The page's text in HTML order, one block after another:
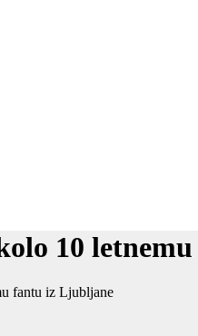
10
fantu iz Ljubljane